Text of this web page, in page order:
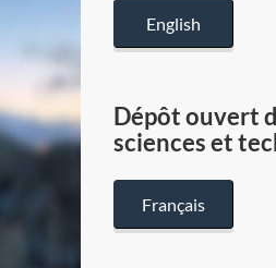
English
Dépôt ouvert
sciences et
Français